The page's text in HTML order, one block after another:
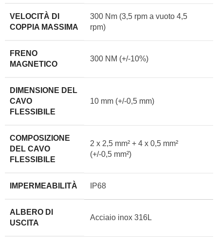
VELOCITÀ DI
COPPIA MASSIMA
300 Nm (3,5 rpm a vuoto 4,5
rpm)
FRENO
MAGNETICO
300 NM (+/-10%)
DIMENSIONE DEL
CAVO
FLESSIBILE
10 mm (+/-0,5 mm)
COMPOSIZIONE
DEL CAVO
FLESSIBILE
2 x 2,5 mm² + 4 x 0,5 mm²
(+/-0,5 mm²)
IMPERMEABILITÀ IP68
ALBERO DI
USCITA
Acciaio inox 316L